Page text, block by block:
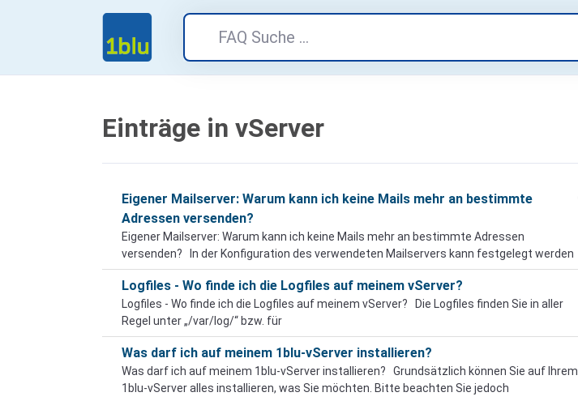
Einträge in vServer
Eigener Mailserver: Warum kann ich keine Mails mehr an bestimmte
Adressen versenden?
Eigener Mailserver: Warum kann ich keine Mails mehr an bestimmte Adressen
versenden? In der Konfiguration des verwendeten Mailservers kann festgelegt werden
Logfiles - Wo finde ich die Logfiles auf meinem vServer?
Logfiles - Wo finde ich die Logfiles auf meinem vServer? Die Logfiles finden Sie in aller
Regel unter „/var/log/“ bzw. für
Was darf ich auf meinem 1blu-vServer installieren?
Was darf ich auf meinem 1blu-vServer installieren? Grundsätzlich können Sie auf Ihrem
1blu-vServer alles installieren, was Sie möchten. Bitte beachten Sie jedoch